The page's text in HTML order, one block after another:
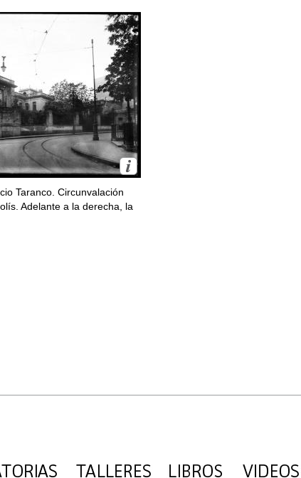
Taranco. Circunvalación
Adelante a la derecha, la